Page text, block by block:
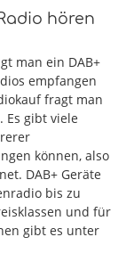
hören
man ein DAB+
empfangen
fragt man
Es gibt viele
können, also
DAB+ Geräte
bis zu
und für
gibt es unter